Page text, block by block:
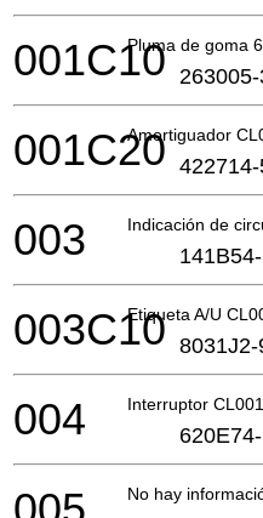
Pluma de goma 6
001C10
Amortiguador
001C20
Indicación de
003
Etiqueta A/U
003C10 8031J2-
Interruptor
004
No hay